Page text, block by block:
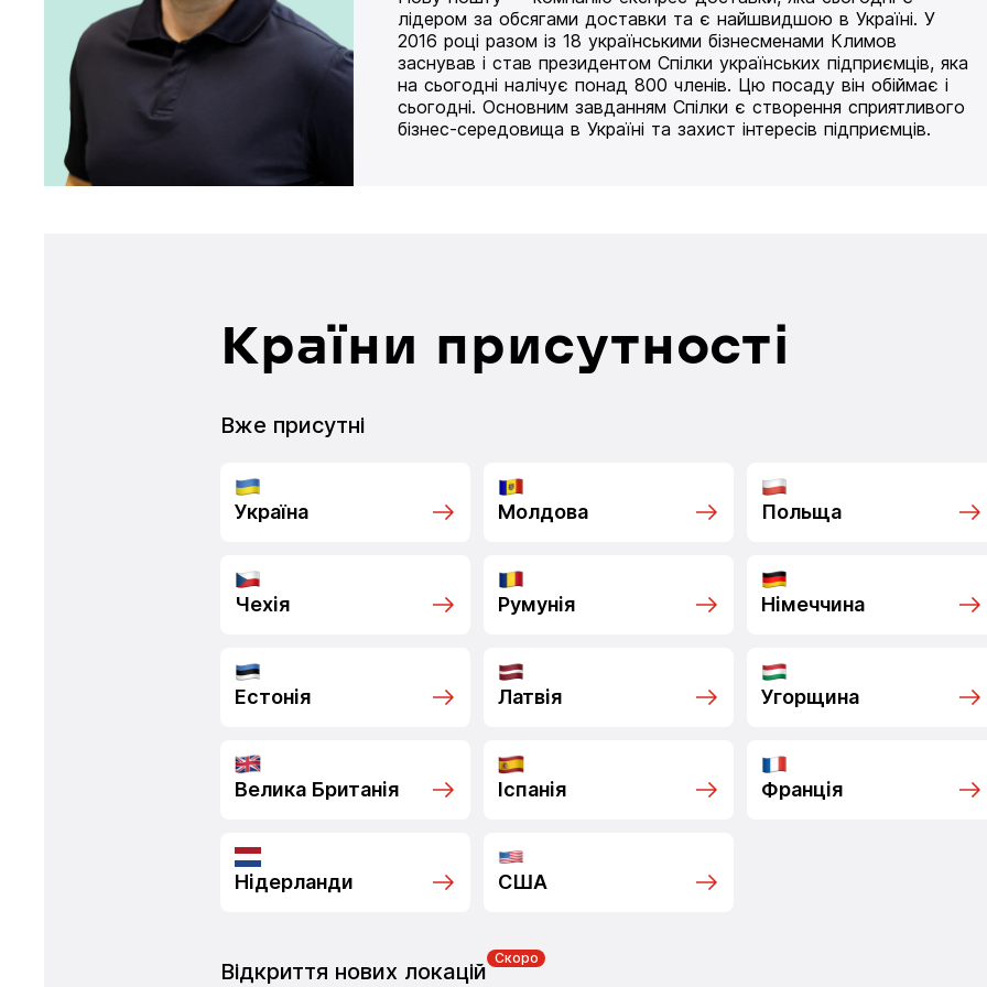
лідером за обсягами доставки та є найшвидшою в Україні. У
2016 році разом із 18 українськими бізнесменами Климов
заснував і став президентом Спілки українських підприємців, яка
на сьогодні налічує понад 800 членів. Цю посаду він обіймає і
сьогодні. Основним завданням Спілки є створення сприятливого
бізнес-середовища в Україні та захист інтересів підприємців.
Країни присутності
Вже присутні
Україна Молдова Польща
Чехія Румунія Німеччина
Естонія Латвія Угорщина
Велика Британія Іспанія Франція
Нідерланди США
Відкриття нових локацій
Скоро